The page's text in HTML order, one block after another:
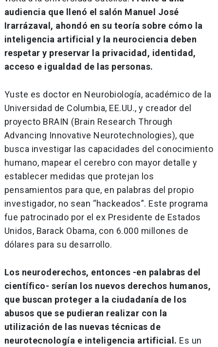
audiencia que llenó el salón Manuel José
Irarrázaval, ahondó en su teoría sobre cómo la
inteligencia artificial y la neurociencia deben
respetar y preservar la privacidad, identidad,
acceso e igualdad de las personas.
Yuste es doctor en Neurobiología, académico de la
Universidad de Columbia, EE.UU., y creador del
proyecto BRAIN (Brain Research Through
Advancing Innovative Neurotechnologies), que
busca investigar las capacidades del conocimiento
humano, mapear el cerebro con mayor detalle y
establecer medidas que protejan los
pensamientos para que, en palabras del propio
investigador, no sean “hackeados”. Este programa
fue patrocinado por el ex Presidente de Estados
Unidos, Barack Obama, con 6.000 millones de
dólares para su desarrollo.
Los neuroderechos, entonces -en palabras del
científico- serían los nuevos derechos humanos,
que buscan proteger a la ciudadanía de los
abusos que se pudieran realizar con la
utilización de las nuevas técnicas de
neurotecnología e inteligencia artificial. Es un